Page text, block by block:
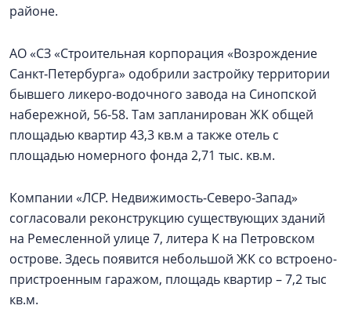
районе.
АО «СЗ «Строительная корпорация «Возрождение
Санкт‑Петербурга» одобрили застройку территории
бывшего ликеро-водочного завода на Синопской
набережной, 56-58. Там запланирован ЖК общей
площадью квартир 43,3 кв.м а также отель с
площадью номерного фонда 2,71 тыс. кв.м.
Компании «ЛСР. Недвижимость-Северо-Запад»
согласовали реконструкцию существующих зданий
на Ремесленной улице 7, литера К на Петровском
острове. Здесь появится небольшой ЖК со встроено-
пристроенным гаражом, площадь квартир – 7,2 тыс
кв.м.